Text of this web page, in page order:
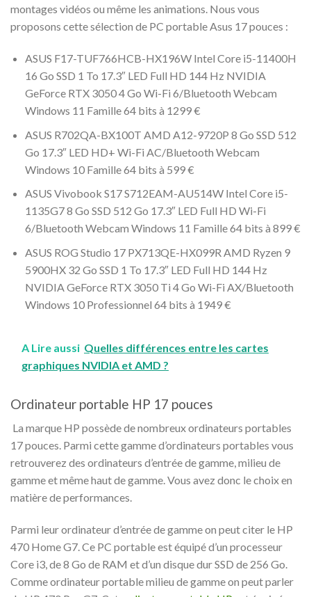
montages vidéos ou même les animations. Nous vous
proposons cette sélection de PC portable Asus 17 pouces :
ASUS F17-TUF766HCB-HX196W Intel Core i5-11400H
16 Go SSD 1 To 17.3″ LED Full HD 144 Hz NVIDIA
GeForce RTX 3050 4 Go Wi-Fi 6/Bluetooth Webcam
Windows 11 Famille 64 bits à 1299 €
ASUS R702QA-BX100T AMD A12-9720P 8 Go SSD 512
Go 17.3″ LED HD+ Wi-Fi AC/Bluetooth Webcam
Windows 10 Famille 64 bits à 599 €
ASUS Vivobook S17 S712EAM-AU514W Intel Core i5-
1135G7 8 Go SSD 512 Go 17.3″ LED Full HD Wi-Fi
6/Bluetooth Webcam Windows 11 Famille 64 bits à 899 €
ASUS ROG Studio 17 PX713QE-HX099R AMD Ryzen 9
5900HX 32 Go SSD 1 To 17.3″ LED Full HD 144 Hz
NVIDIA GeForce RTX 3050 Ti 4 Go Wi-Fi AX/Bluetooth
Windows 10 Professionnel 64 bits à 1949 €
A Lire aussi Quelles différences entre les cartes
graphiques NVIDIA et AMD ?
Ordinateur portable HP 17 pouces
La marque HP possède de nombreux ordinateurs portables
17 pouces. Parmi cette gamme d’ordinateurs portables vous
retrouverez des ordinateurs d’entrée de gamme, milieu de
gamme et même haut de gamme. Vous avez donc le choix en
matière de performances.
Parmi leur ordinateur d’entrée de gamme on peut citer le HP
470 Home G7. Ce PC portable est équipé d’un processeur
Core i3, de 8 Go de RAM et d’un disque dur SSD de 256 Go.
Comme ordinateur portable milieu de gamme on peut parler